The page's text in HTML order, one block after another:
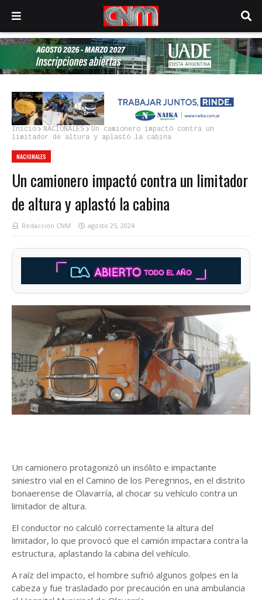
Inicio NACIONALES
Un camionero impactó contra un
limitador de altura y aplastó la cabina
NACIONALES
Un camionero impactó contra un limitador
de altura y aplastó la cabina
Redacción CNM agosto 25, 2024
Un camionero protagonizó un insólito e impactante
siniestro vial en el Camino de los Peregrinos, en el distrito
bonaerense de Olavarría, al chocar su vehículo contra un
limitador de altura.
El conductor no calculó correctamente la altura del
limitador, lo que provocó que el camión impactara contra la
estructura, aplastando la cabina del vehículo.
A raíz del impacto, el hombre sufrió algunos golpes en la
cabeza y fue trasladado por precaución en una ambulancia